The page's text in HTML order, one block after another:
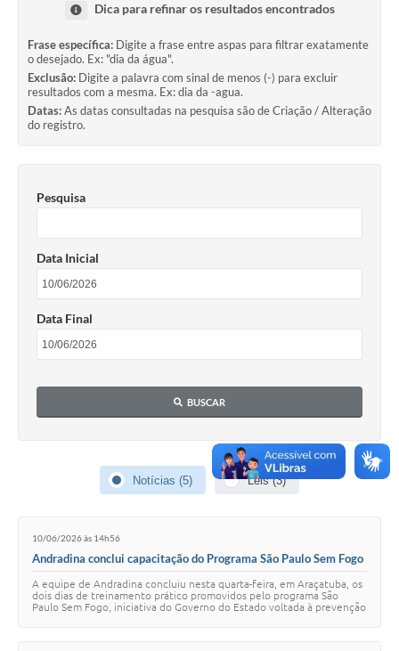
Dica para refinar os resultados encontrados
Frase específica: Digite a frase entre aspas para filtrar exatamente
o desejado. Ex: "dia da água".
Exclusão: Digite a palavra com sinal de menos (-) para excluir
resultados com a mesma. Ex: dia da -agua.
Datas:As datas consultadas na pesquisa são de Criação / Alteração
do registro.
Pesquisa
Data Inicial
Data Final
BUSCAR
Notícias (5) Leis (3)
10/06/2026 às 14h56
Andradina conclui capacitação do Programa São Paulo Sem Fogo
A equipe de Andradina concluiu nesta quarta-feira, em Araçatuba, os
dois dias de treinamento prático promovidos pelo programa São
Paulo Sem Fogo, iniciativa do Governo do Estado voltada à prevenção